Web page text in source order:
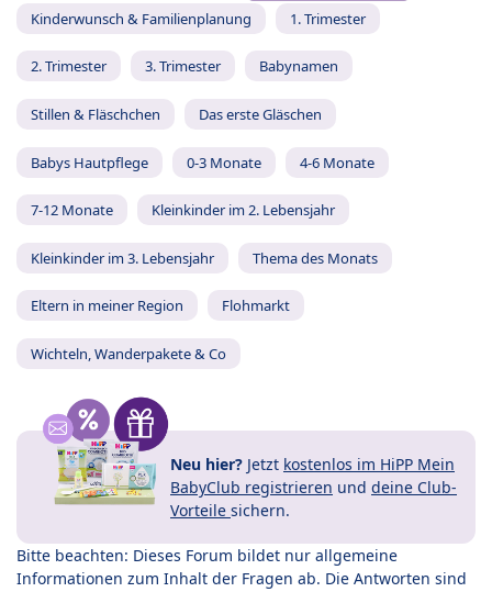
Kinderwunsch & Familienplanung 1. Trimester
2. Trimester 3. Trimester Babynamen
Stillen & Fläschchen Das erste Gläschen
Babys Hautpflege 0-3 Monate 4-6 Monate
7-12 Monate Kleinkinder im 2. Lebensjahr
Kleinkinder im 3. Lebensjahr Thema des Monats
Eltern in meiner Region Flohmarkt
Wichteln, Wanderpakete & Co
Neu hier? Jetzt kostenlos im HiPP Mein
BabyClub registrieren und deine Club-
Vorteile sichern.
Bitte beachten: Dieses Forum bildet nur allgemeine
Informationen zum Inhalt der Fragen ab. Die Antworten sind